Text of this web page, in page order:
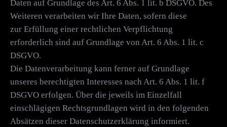
Daten auf Grundlage des Art. 6 Abs. 1 lit. b DSGVO. Des
Weiteren verarbeiten wir Ihre Daten, sofern diese
zur Erfüllung einer rechtlichen Verpflichtung
erforderlich sind auf Grundlage von Art. 6 Abs. 1 lit. c
DSGVO.
Die Datenverarbeitung kann ferner auf Grundlage
unseres berechtigten Interesses nach Art. 6 Abs. 1 lit. f
DSGVO erfolgen. Über die jeweils im Einzelfall
einschlägigen Rechtsgrundlagen wird in den folgenden
Absätzen dieser Datenschutzerklärung informiert.